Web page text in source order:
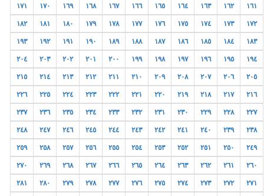
١٦١ ١٦٢ ١٦٣ ١٦٤ ١٦٥ ١٦٦ ١٦٧ ١٦٨ ١٦٩ ١٧٠ ١٧١
١٧٢ ١٧٣ ١٧٤ ١٧٥ ١٧٦ ١٧٧ ١٧٨ ١٧٩ ١٨٠ ١٨١ ١٨٢
١٨٣ ١٨٤ ١٨٥ ١٨٦ ١٨٧ ١٨٨ ١٨٩ ١٩٠ ١٩١ ١٩٢ ١٩٣
١٩٤ ١٩٥ ١٩٦ ١٩٧ ١٩٨ ١٩٩ ٢٠٠ ٢٠١ ٢٠٢ ٢٠٣ ٢٠٤
٢٠٥ ٢٠٦ ٢٠٧ ٢٠٨ ٢٠٩ ٢١٠ ٢١١ ٢١٢ ٢١٣ ٢١٤ ٢١٥
٢١٦ ٢١٧ ٢١٨ ٢١٩ ٢٢٠ ٢٢١ ٢٢٢ ٢٢٣ ٢٢٤ ٢٢٥ ٢٢٦
٢٢٧ ٢٢٨ ٢٢٩ ٢٣٠ ٢٣١ ٢٣٢ ٢٣٣ ٢٣٤ ٢٣٥ ٢٣٦ ٢٣٧
٢٣٨ ٢٣٩ ٢٤٠ ٢٤١ ٢٤٢ ٢٤٣ ٢٤٤ ٢٤٥ ٢٤٦ ٢٤٧ ٢٤٨
٢٤٩ ٢٥٠ ٢٥١ ٢٥٢ ٢٥٣ ٢٥٤ ٢٥٥ ٢٥٦ ٢٥٧ ٢٥٨ ٢٥٩
٢٦٠ ٢٦١ ٢٦٢ ٢٦٣ ٢٦٤ ٢٦٥ ٢٦٦ ٢٦٧ ٢٦٨ ٢٦٩ ٢٧٠
٢٧١ ٢٧٢ ٢٧٣ ٢٧٤ ٢٧٥ ٢٧٦ ٢٧٧ ٢٧٨ ٢٧٩ ٢٨٠ ٢٨١